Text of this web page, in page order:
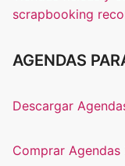
scrapbooking
AGENDAS
Descargar
Comprar